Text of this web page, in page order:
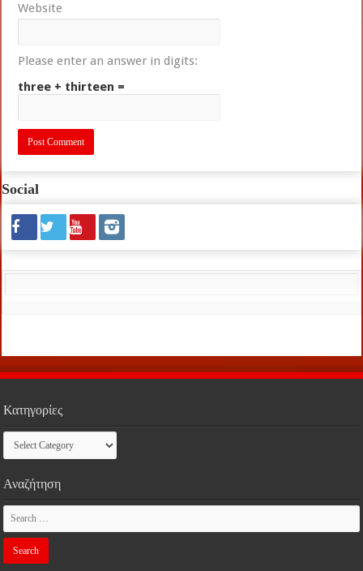
Website
Please enter an answer in digits:
three + thirteen =
Social
Κατηγορίες
Κατηγορίες
Αναζήτηση